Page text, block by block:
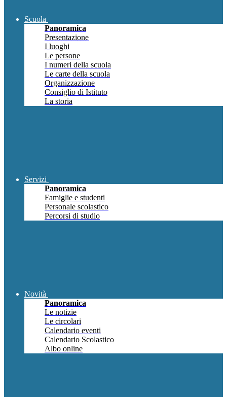
Scuola
Panoramica
Presentazione
I luoghi
Le persone
I numeri della scuola
Le carte della scuola
Organizzazione
Consiglio di Istituto
La storia
Servizi
Panoramica
Famiglie e studenti
Personale scolastico
Percorsi di studio
Novità
Panoramica
Le notizie
Le circolari
Calendario eventi
Calendario Scolastico
Albo online